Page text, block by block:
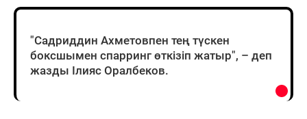
"Садриддин Ахметовпен тең түскен
боксшымен спарринг өткізіп жатыр", – деп
жазды Ілияс Оралбеков.